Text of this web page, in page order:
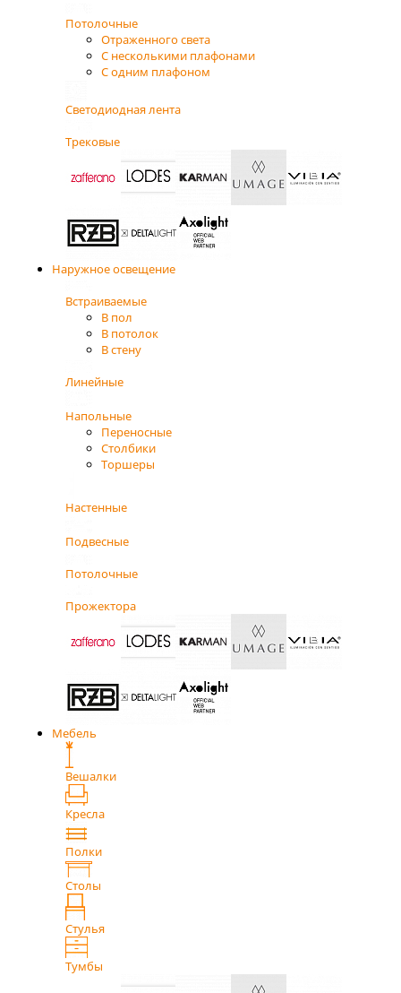
Потолочные
Отраженного света
С несколькими плафонами
С одним плафоном
Светодиодная лента
Трековые
Наружное освещение
Встраиваемые
В пол
В потолок
В стену
Линейные
Напольные
Переносные
Столбики
Торшеры
Настенные
Подвесные
Потолочные
Прожектора
Мебель
Вешалки
Кресла
Полки
Столы
Стулья
Тумбы